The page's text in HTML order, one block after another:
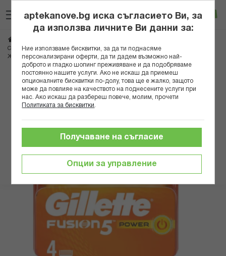
към
съдържанието
Вход
Самобръсначки и ножчета
ЖИЛЕТ РЕЗЕРВНИ НОЖЧЕТА ЗА БРЪСНЕНЕ FUSION POWER X 4бр
Преминете
края
галерията
изображенията
aptekanove.bg иска съгласието Ви, за
да използва личните Ви данни за:
Ние използваме бисквитки, за да ти поднасяме
персонализирани оферти, да ти дадем възможно най-
доброто и гладко шопинг преживяване и да подобряваме
постоянно нашите услуги. Ако не искаш да приемеш
опционалните бисквитки по-долу, това ще е жалко, защото
може да повлияе на качеството на поднесените услуги при
нас. Ако искаш да разбереш повече, молим, прочети
Политиката за бисквитки
Опции за управление
Получаване на съгласие